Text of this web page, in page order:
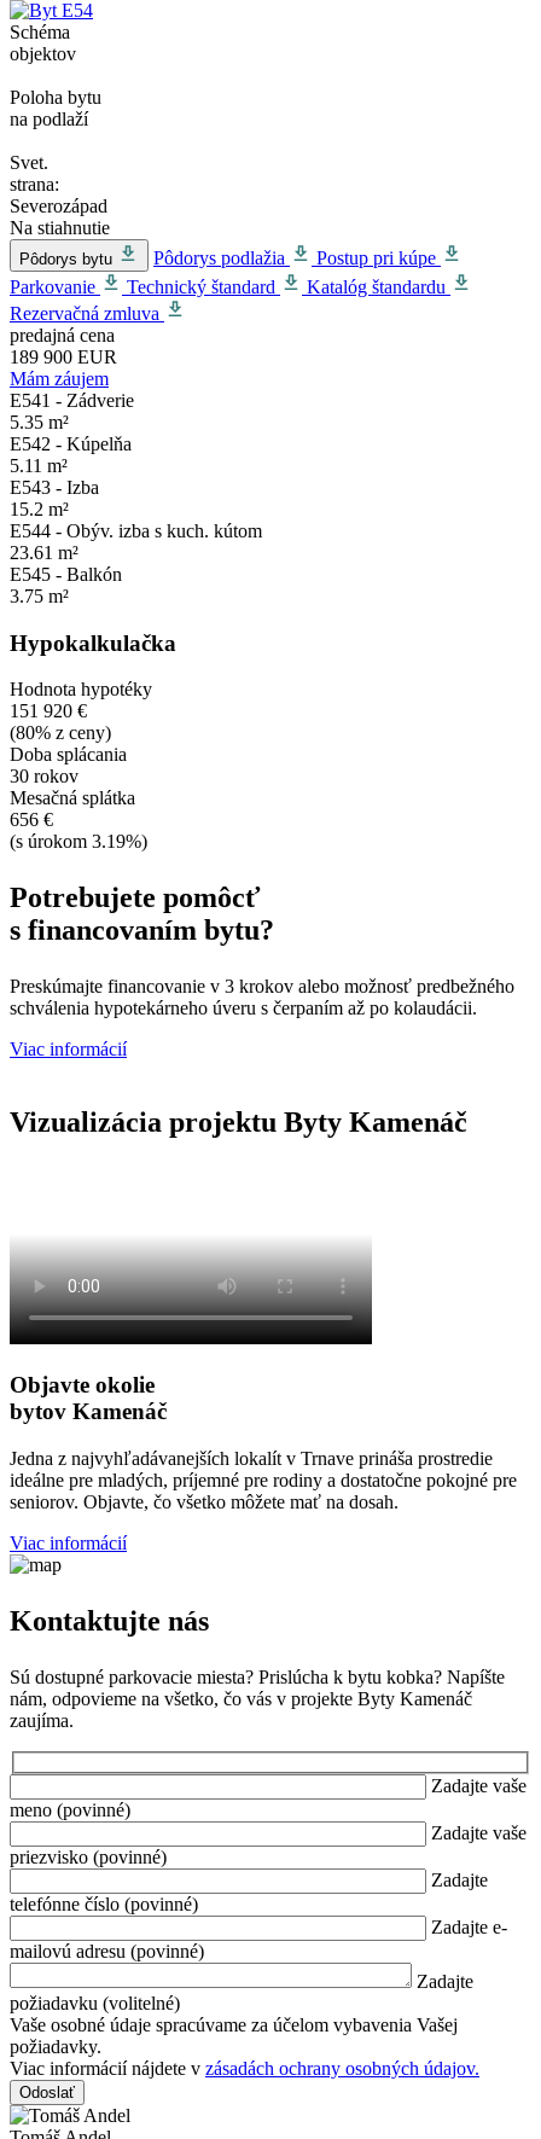
Schéma
objektov
Poloha bytu
na podlaží
Svet.
strana:
Severozápad
Na stiahnutie
Pôdorys bytu Pôdorys podlažia
Postup pri kúpe
Parkovanie
Technický štandard
Katalóg štandardu
Rezervačná zmluva
predajná cena
189 900 EUR
Mám záujem
E541 - Zádverie
5.35 m²
E542 - Kúpelňa
5.11 m²
E543 - Izba
15.2 m²
E544 - Obýv. izba s kuch. kútom
23.61 m²
E545 - Balkón
3.75 m²
Hypokalkulačka
Hodnota hypotéky
151 920 €
(80% z ceny)
Doba splácania
30 rokov
Mesačná splátka
656 €
(s úrokom 3.19%)
Potrebujete pomôcť
s financovaním bytu?
Preskúmajte financovanie v 3 krokov alebo možnosť predbežného
schválenia hypotekárneho úveru s čerpaním až po kolaudácii.
Viac informácií
Vizualizácia projektu Byty Kamenáč
Objavte okolie
bytov Kamenáč
Jedna z najvyhľadávanejších lokalít v Trnave prináša prostredie
ideálne pre mladých, príjemné pre rodiny a dostatočne pokojné pre
seniorov. Objavte, čo všetko môžete mať na dosah.
Viac informácií
Kontaktujte nás
Sú dostupné parkovacie miesta? Prislúcha k bytu kobka? Napíšte
nám, odpovieme na všetko, čo vás v projekte Byty Kamenáč
zaujíma.
Zadajte vaše
meno (povinné)
Zadajte vaše
priezvisko (povinné)
Zadajte
telefónne číslo (povinné)
Zadajte e-
mailovú adresu (povinné)
Zadajte
požiadavku (volitelné)
Vaše osobné údaje spracúvame za účelom vybavenia Vašej
požiadavky.
Viac informácií nájdete v zásadách ochrany osobných údajov.